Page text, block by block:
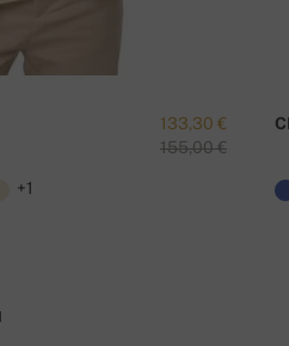
133,30 €
155,00 €
+1